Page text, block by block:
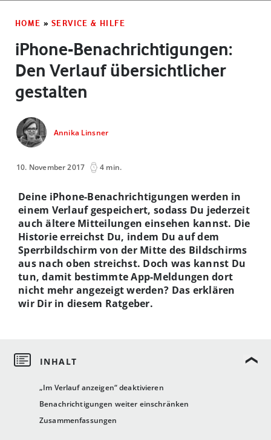
HOME » SERVICE & HILFE
iPhone-Benachrichtigungen:
Den Verlauf übersichtlicher
gestalten
Annika Linsner
10. November 2017 4 min.
„Im Verlauf anzeigen“ deaktivieren
Benachrichtigungen weiter einschränken
Zusammenfassungen
Deine iPhone-Benachrichtigungen werden in
einem Verlauf gespeichert, sodass Du jederzeit
auch ältere Mitteilungen einsehen kannst. Die
Historie erreichst Du, indem Du auf dem
Sperrbildschirm von der Mitte des Bildschirms
aus nach oben streichst. Doch was kannst Du
tun, damit bestimmte App-Meldungen dort
nicht mehr angezeigt werden? Das erklären
wir Dir in diesem Ratgeber.